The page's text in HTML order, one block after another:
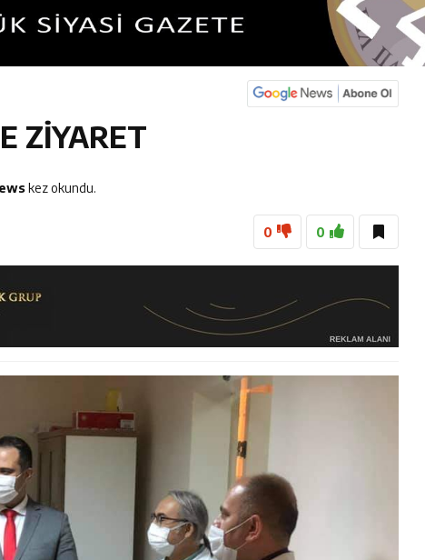
Ziyaret: Burhan İşliyen Erzincan’da Kur’an Kursu Öğrencileriyle Buluştu
Süleyman Tan Üyelerle Buluşmayı Sürdürüyor
45 Şahıs Yakalandı: 24 Hükümlü Cezaevine Gönderildi
Takımı ANALİG’de Yarı Final Biletini Aldı
Semt Pazarında Bilgilendirme Faaliyeti
ZİYARET
kez okundu.
0
0